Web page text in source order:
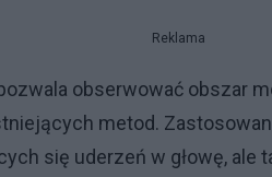
Reklama
obserwować obszar
metod.
się uderzeń w głowę, ale